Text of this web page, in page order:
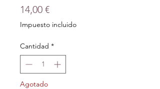
14,00 €Precio
Impuesto incluido
Cantidad *
Agotado